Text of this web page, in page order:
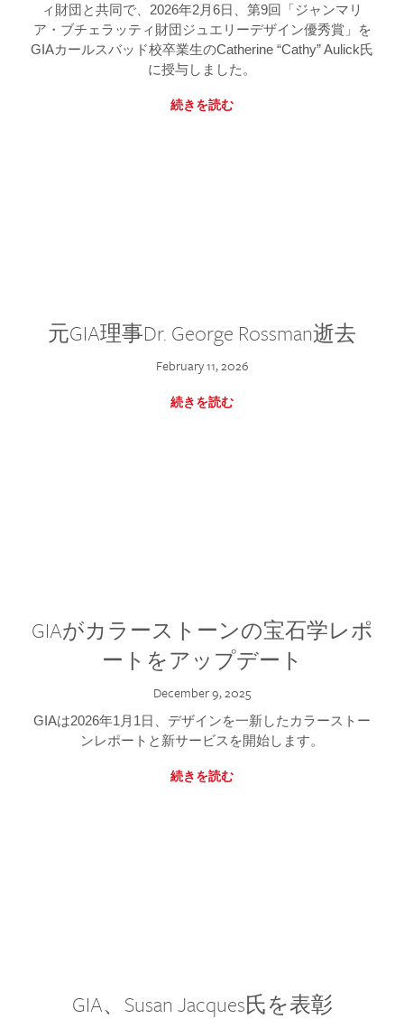
ィ財団と共同で、2026年2月6日、第9回「ジャンマリ
ア・ブチェラッティ財団ジュエリーデザイン優秀賞」を
GIAカールスバッド校卒業生のCatherine “Cathy” Aulick氏
に授与しました。
続きを読む
元GIA理事Dr. George Rossman逝去
February 11, 2026
続きを読む
GIAがカラーストーンの宝石学レポ
ートをアップデート
December 9, 2025
GIAは2026年1月1日、デザインを一新したカラーストー
ンレポートと新サービスを開始します。
続きを読む
GIA、Susan Jacques氏を表彰